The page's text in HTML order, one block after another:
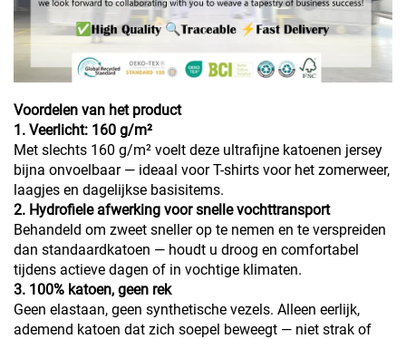
Voordelen van het product
1. Veerlicht: 160 g/m²
Met slechts 160 g/m² voelt deze ultrafijne katoenen jersey
bijna onvoelbaar — ideaal voor T-shirts voor het zomerweer,
laagjes en dagelijkse basisitems.
2. Hydrofiele afwerking voor snelle vochttransport
Behandeld om zweet sneller op te nemen en te verspreiden
dan standaardkatoen — houdt u droog en comfortabel
tijdens actieve dagen of in vochtige klimaten.
3. 100% katoen, geen rek
Geen elastaan, geen synthetische vezels. Alleen eerlijk,
ademend katoen dat zich soepel beweegt — niet strak of